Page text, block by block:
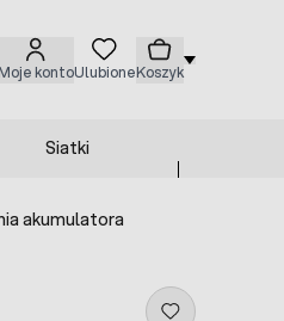
kontoUlubioneKoszyk
Siatki
akumulatora